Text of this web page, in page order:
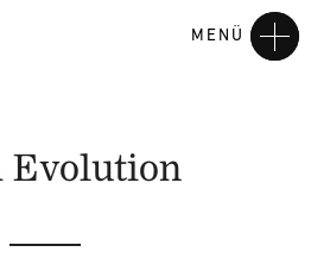
MENÜ
Evolution